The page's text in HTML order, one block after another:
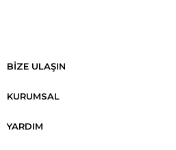
BİZE ULAŞIN
KURUMSAL
YARDIM